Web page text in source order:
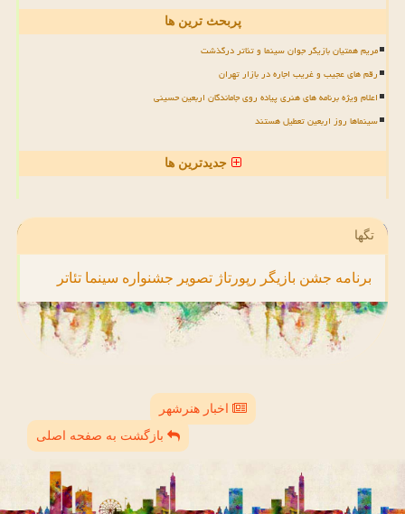
پربحث ترین ها
مریم همتیان بازیگر جوان سینما و تئاتر درگذشت
رقم های عجیب و غریب اجاره در بازار تهران
اعلام ویژه برنامه های هنری پیاده روی جاماندگان اربعین حسینی
سینماها روز اربعین تعطیل هستند
جدیدترین ها
تگها
برنامه جشن بازیگر رپورتاژ تصویر جشنواره سینما تئاتر
اخبار هنرشهر
بازگشت به صفحه اصلی